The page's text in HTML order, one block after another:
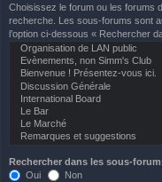
Choisissez le forum ou les forums
recherche. Les sous-forums sont
l’option ci-dessous « Rechercher
Rechercher dans les sous-
Oui
Non